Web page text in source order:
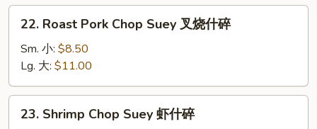
什
Roast
Pork
Chop
Suey
叉
22. Roast Pork Chop Suey 叉烧什碎
Sm. 小: $8.50
Lg. 大: $11.00
Shrimp
23. Shrimp Chop Suey 虾什碎